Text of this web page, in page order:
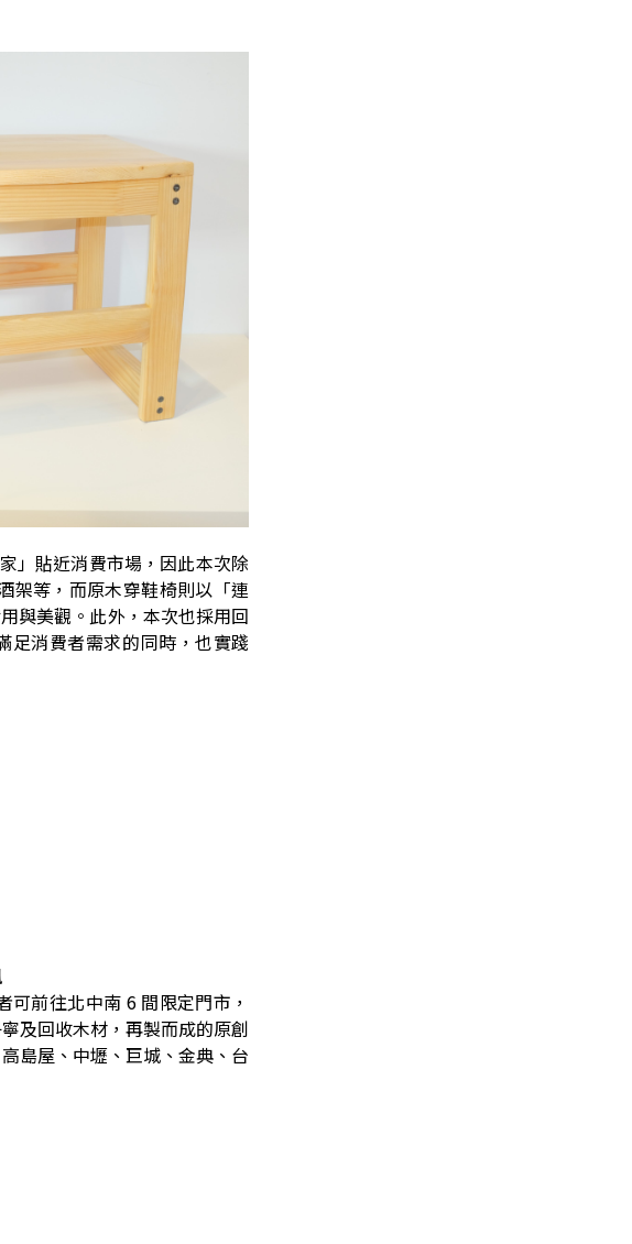
」貼近消費市場，因此本次除
架等，而原木穿鞋椅則以「連
與美觀。此外，本次也採用回
足消費者需求的同時，也實踐
前往北中南 6 間限定門市，
及回收木材，再製而成的原創
島屋、中壢、巨城、金典、台